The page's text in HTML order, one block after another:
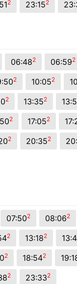
2 23:152
06:482 06:592
2 10:052
2 13:352
2 17:052
2 20:352
07:502 08:062
2 13:182
2 18:542
2 23:332